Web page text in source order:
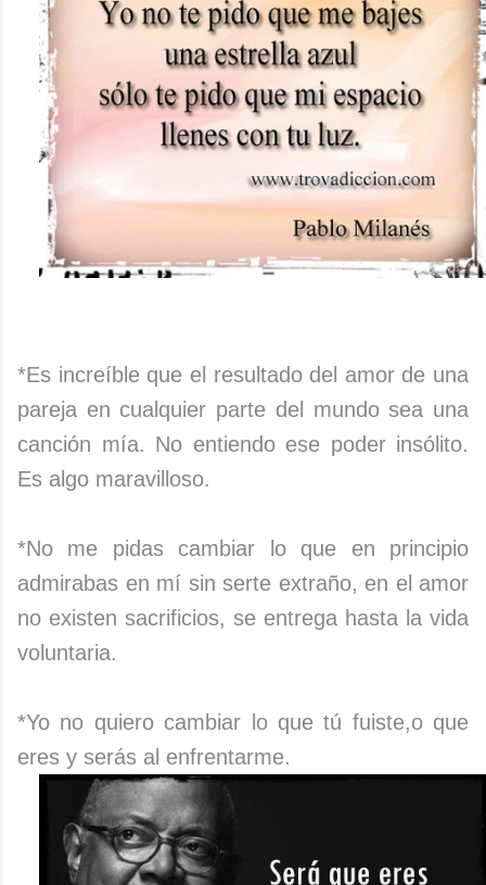
*Es increíble que el resultado del amor de una
pareja en cualquier parte del mundo sea una
canción mía. No entiendo ese poder insólito.
Es algo maravilloso.
*No me pidas cambiar lo que en principio
admirabas en mí sin serte extraño, en el amor
no existen sacrificios, se entrega hasta la vida
voluntaria.
*Yo no quiero cambiar lo que tú fuiste,o que
eres y serás al enfrentarme.